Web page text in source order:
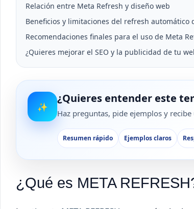
Relación entre Meta Refresh y diseño web
Beneficios y limitaciones del refresh automático
Recomendaciones finales para el uso de Meta
¿Quieres mejorar el SEO y la publicidad de tu
✨
¿Quieres entender este
Haz preguntas, pide ejemplos y
Resumen rápido Ejemplos claros
¿Qué es META